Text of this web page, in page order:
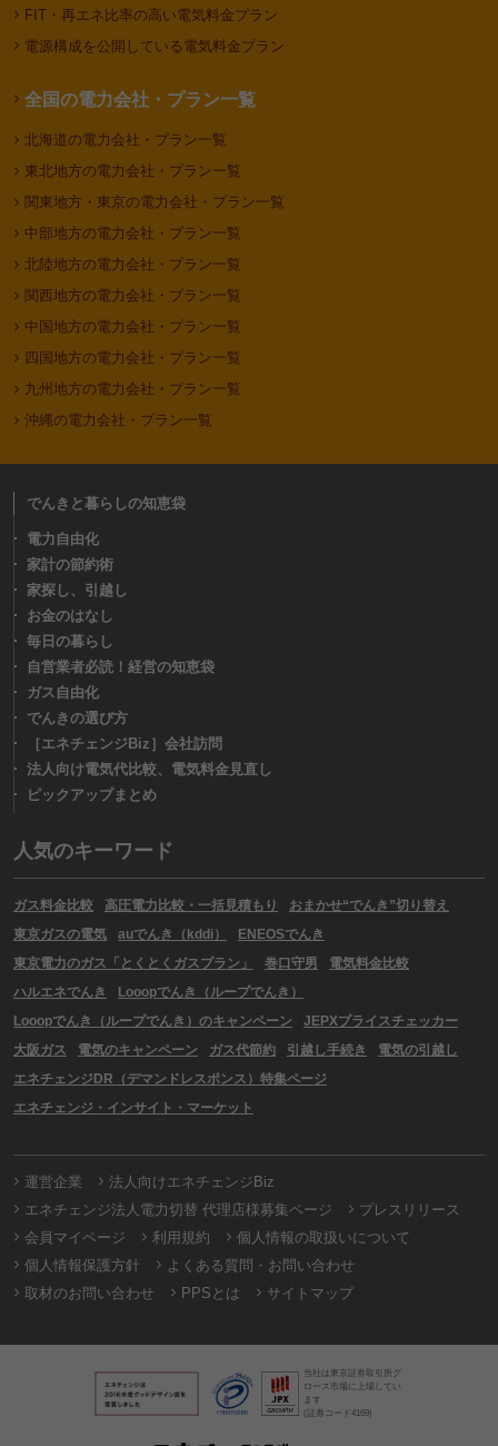
FIT・再エネ比率の高い電気料金プラン
電源構成を公開している電気料金プラン
全国の電力会社・プラン一覧
北海道の電力会社・プラン一覧
東北地方の電力会社・プラン一覧
関東地方・東京の電力会社・プラン一覧
中部地方の電力会社・プラン一覧
北陸地方の電力会社・プラン一覧
関西地方の電力会社・プラン一覧
中国地方の電力会社・プラン一覧
四国地方の電力会社・プラン一覧
九州地方の電力会社・プラン一覧
沖縄の電力会社・プラン一覧
でんきと暮らしの知恵袋
電力自由化
家計の節約術
家探し、引越し
お金のはなし
毎日の暮らし
自営業者必読！経営の知恵袋
ガス自由化
でんきの選び方
［エネチェンジBiz］会社訪問
法人向け電気代比較、電気料金見直し
ピックアップまとめ
人気のキーワード
ガス料金比較 高圧電力比較・一括見積もり
おまかせ“でんき”切り替え
東京ガスの電気
auでんき（kddi）
ENEOSでんき
東京電力のガス「とくとくガスプラン」
巻口守男
電気料金比較
ハルエネでんき
Looopでんき（ループでんき）
Looopでんき（ループでんき）のキャンペーン
JEPXプライスチェッカー
大阪ガス
電気のキャンペーン ガス代節約 引越し手続き
電気の引越し
エネチェンジDR（デマンドレスポンス）特集ページ
エネチェンジ・インサイト・マーケット
運営企業
法人向けエネチェンジBiz
エネチェンジ法人電力切替 代理店様募集ページ
プレスリリース
会員マイページ
利用規約
個人情報の取扱いについて
個人情報保護方針
よくある質問・お問い合わせ
取材のお問い合わせ
PPSとは サイトマップ
当社は東京証券取引所グ
ロース市場に上場してい
ます
(証券コード4169)